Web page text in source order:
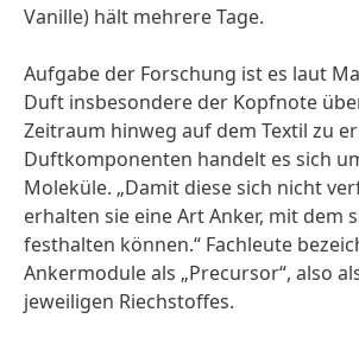
Vanille) hält mehrere Tage.
Aufgabe der Forschung ist es laut
Duft insbesondere der Kopfnote
Zeitraum hinweg auf dem Textil zu
Duftkomponenten handelt es sich
Moleküle. „Damit diese sich nicht
erhalten sie eine Art Anker, mit dem
festhalten können.“ Fachleute
Ankermodule als „Precursor“, also
jeweiligen Riechstoffes.